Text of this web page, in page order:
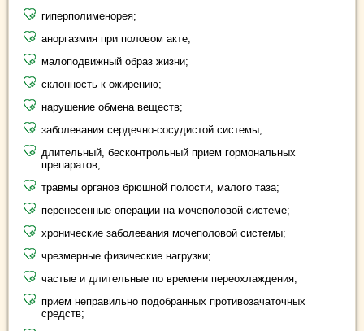
гиперполименорея;
аноргазмия при половом акте;
малоподвижный образ жизни;
склонность к ожирению;
нарушение обмена веществ;
заболевания сердечно-сосудистой системы;
длительный, бесконтрольный прием гормональных
препаратов;
травмы органов брюшной полости, малого таза;
перенесенные операции на мочеполовой системе;
хронические заболевания мочеполовой системы;
чрезмерные физические нагрузки;
частые и длительные по времени переохлаждения;
прием неправильно подобранных противозачаточных
средств;